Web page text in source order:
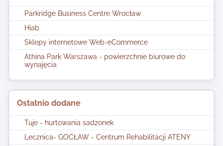
Parkridge Business Centre Wrocław
Hiab
Sklepy internetowe Web-eCommerce
Athina Park Warszawa - powierzchnie biurowe do
wynajęcia
Ostatnio dodane
Tuje - hurtowania sadzonek
Lecznica- GOCŁAW - Centrum Rehabilitacji ATENY